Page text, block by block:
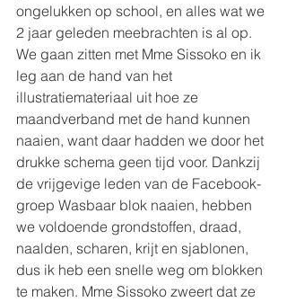
ongelukken op school, en alles wat we
2 jaar geleden meebrachten is al op.
We gaan zitten met Mme Sissoko en ik
leg aan de hand van het
illustratiemateriaal uit hoe ze
maandverband met de hand kunnen
naaien, want daar hadden we door het
drukke schema geen tijd voor. Dankzij
de vrijgevige leden van de Facebook-
groep Wasbaar blok naaien, hebben
we voldoende grondstoffen, draad,
naalden, scharen, krijt en sjablonen,
dus ik heb een snelle weg om blokken
te maken. Mme Sissoko zweert dat ze